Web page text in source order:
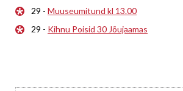
29 - Muuseumitund kl 13.00
29 - Kihnu Poisid 30 Jõujaamas